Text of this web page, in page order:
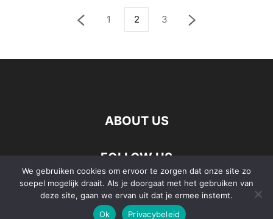
1 2 3
ABOUT US
FOLLOW US
©
We gebruiken cookies om ervoor te zorgen dat onze site zo
soepel mogelijk draait. Als je doorgaat met het gebruiken van
deze site, gaan we ervan uit dat je ermee instemt.
Ok
Privacybeleid